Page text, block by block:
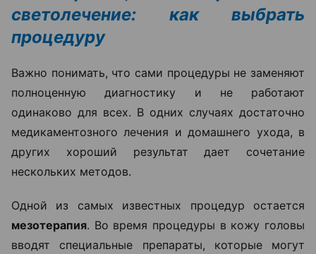
светолечение: как выбрать
процедуру
Важно понимать, что сами процедуры не заменяют
полноценную диагностику и не работают
одинаково для всех. В одних случаях достаточно
медикаментозного лечения и домашнего ухода, в
других хороший результат дает сочетание
нескольких методов.
Одной из самых известных процедур остается
мезотерапия. Во время процедуры в кожу головы
вводят специальные препараты, которые могут